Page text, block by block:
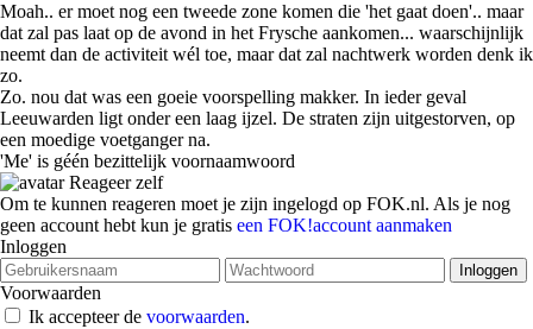
Moah.. er moet nog een tweede zone komen die 'het gaat doen'.. maar
dat zal pas laat op de avond in het Frysche aankomen... waarschijnlijk
neemt dan de activiteit wél toe, maar dat zal nachtwerk worden denk ik
zo.
Zo. nou dat was een goeie voorspelling makker. In ieder geval
Leeuwarden ligt onder een laag ijzel. De straten zijn uitgestorven, op
een moedige voetganger na.
'Me' is géén bezittelijk voornaamwoord
Reageer zelf
Om te kunnen reageren moet je zijn ingelogd op FOK.nl. Als je nog
geen account hebt kun je gratis een FOK!account aanmaken
Inloggen
Voorwaarden
Ik accepteer de voorwaarden.